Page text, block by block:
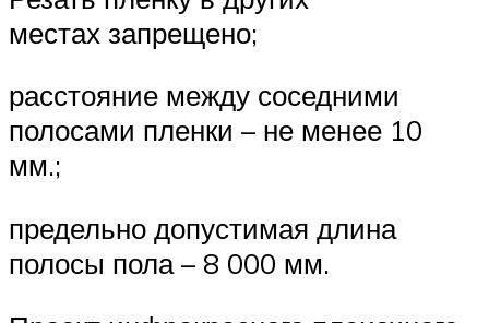
местах запрещено;
расстояние между соседними
полосами пленки – не менее 10
мм.;
предельно допустимая длина
полосы пола – 8 000 мм.